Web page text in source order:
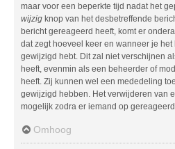
maar voor een beperkte tijd nadat het
wijzig knop van het desbetreffende
bericht gereageerd heeft, komt er
dat zegt hoeveel keer en wanneer je het
gewijzigd hebt. Dit zal niet verschijnen
heeft, evenmin als een beheerder of
heeft. Zij kunnen wel een mededeling
gewijzigd hebben. Het verwijderen van
mogelijk zodra er iemand op
Omhoog